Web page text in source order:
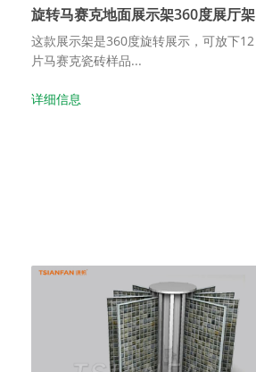
旋转马赛克地面展示架360度展厅架
这款展示架是360度旋转展示，可放下12
片马赛克瓷砖样品...
详细信息